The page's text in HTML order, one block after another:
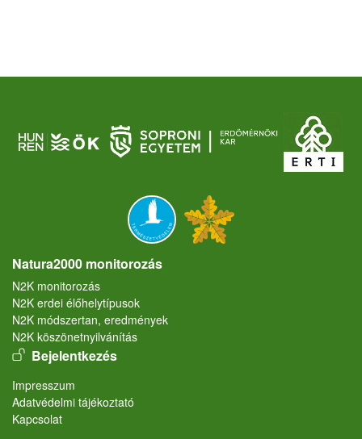
Natura2000 monitorozás
N2K monitorozás
N2K erdei élőhelytípusok
N2K módszertan, eredmények
N2K köszönetnyilvánítás
User account menu
Bejelentkezés
Lábléc
Impresszum
Adatvédelmi tájékoztató
Kapcsolat